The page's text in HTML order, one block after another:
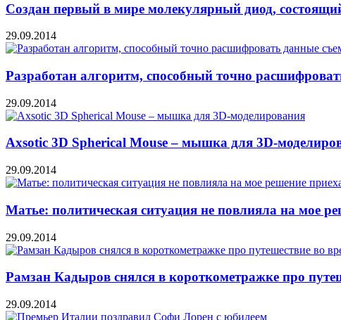
Создан первый в мире молекулярный диод,
29.09.2014
Разработан алгоритм, способный точно
29.09.2014
Axsotic 3D Spherical Mouse – мышка для 3D-
29.09.2014
Матье: политическая ситуация не повлияла на мое
29.09.2014
Рамзан Кадыров снялся в короткометражке про
29.09.2014